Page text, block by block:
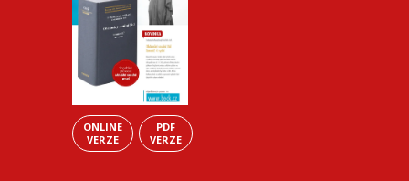
ONLINE
VERZE
PDF
VERZE